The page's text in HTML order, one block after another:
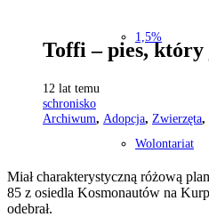
1,5%
Wolontariat
Toffi – pies,
12 lat temu
schronisko
Archiwum, Adopcja, Zwierzęta,
Miał charakterystyczną różową
85 z osiedla Kosmonautów na
odebrał.